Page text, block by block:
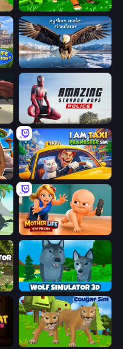
Tiger Simulator 3D
Python Snake Simulator
Amazing Strange Rope Police
I Am Taxi Prankster Sim
Panther Family Simulator 3D Mother Life Simulator: Prank
Wolf Simulator: Wild Animals 3D
Cougar Simulator: Big Cats